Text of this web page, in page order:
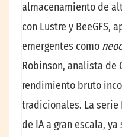
almacenamiento de
con Lustre y BeeGFS,
emergentes como
Robinson, analista de
rendimiento bruto
tradicionales. La serie
de IA a gran escala,